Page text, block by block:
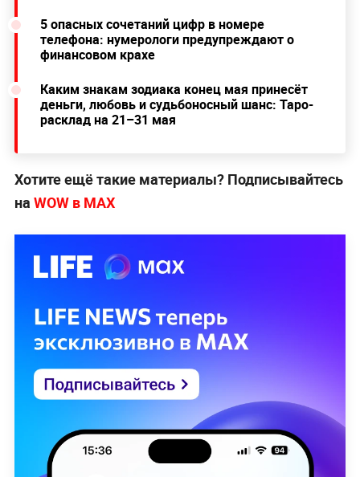
5 опасных сочетаний цифр в номере
телефона: нумерологи предупреждают о
финансовом крахе
Каким знакам зодиака конец мая принесёт
деньги, любовь и судьбоносный шанс: Таро-
расклад на 21–31 мая
Хотите ещё такие материалы? Подписывайтесь
на WOW в МАХ